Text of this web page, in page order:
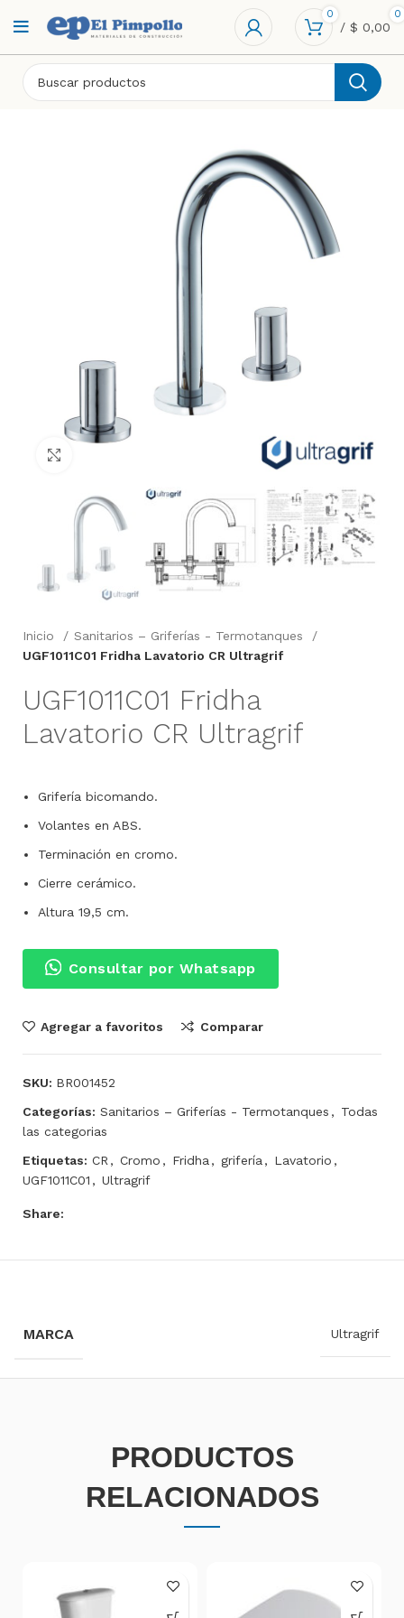
0 0
/ $ 0,00
Inicio
Sanitarios – Griferías - Termotanques
UGF1011C01 Fridha Lavatorio CR Ultragrif
UGF1011C01 Fridha
Lavatorio CR Ultragrif
Grifería bicomando.
Volantes en ABS.
Terminación en cromo.
Cierre cerámico.
Altura 19,5 cm.
Consultar por Whatsapp
Agregar a favoritos Comparar
SKU: BR001452
Categorías: Sanitarios – Griferías - Termotanques , Todas
las categorias
Etiquetas: CR , Cromo , Fridha , grifería , Lavatorio ,
UGF1011C01 , Ultragrif
Share:
MARCA Ultragrif
PRODUCTOS
RELACIONADOS